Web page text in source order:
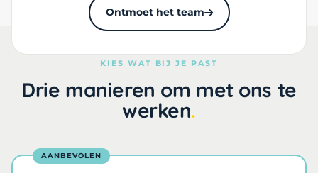
Ontmoet het team
KIES WAT BIJ JE PAST
Drie manieren om met ons te
werken
AANBEVOLEN